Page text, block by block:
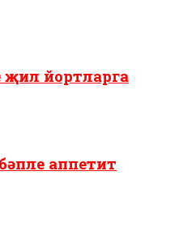
җил йортларга
аппетит